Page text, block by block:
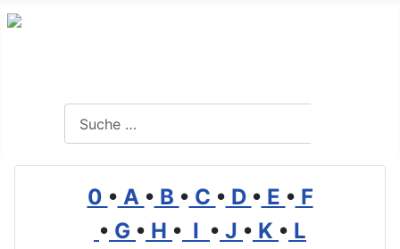
0 • A • B • C • D • E • F
• G • H • I • J • K • L